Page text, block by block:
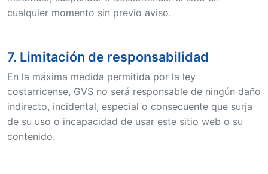
cualquier momento sin previo aviso.
7. Limitación de responsabilidad
En la máxima medida permitida por la ley
costarricense, GVS no será responsable de ningún daño
indirecto, incidental, especial o consecuente que surja
de su uso o incapacidad de usar este sitio web o su
contenido.